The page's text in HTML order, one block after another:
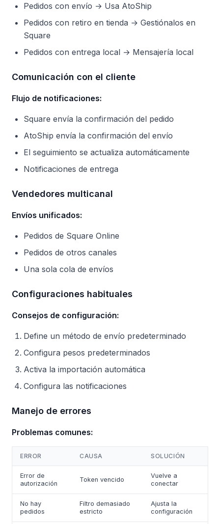
Pedidos con envío → Usa AtoShip
Pedidos con retiro en tienda → Gestiónalos en
Square
Pedidos con entrega local → Mensajería local
Comunicación con el cliente
Flujo de notificaciones:
Square envía la confirmación del pedido
AtoShip envía la confirmación del envío
El seguimiento se actualiza automáticamente
Notificaciones de entrega
Vendedores multicanal
Envíos unificados:
Pedidos de Square Online
Pedidos de otros canales
Una sola cola de envíos
Configuraciones habituales
Consejos de configuración:
Define un método de envío predeterminado
Configura pesos predeterminados
Activa la importación automática
Configura las notificaciones
Manejo de errores
Problemas comunes:
ERROR CAUSA SOLUCIÓN
Error de
autorización
Token vencido
Vuelve a
conectar
No hay
pedidos
Filtro demasiado
estricto
Ajusta la
configuración